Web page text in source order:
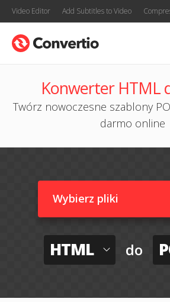
Video Editor Add Subtitles to Video
Konwerter HTML
Twórz nowoczesne szablony
darmo online
Wybierz pliki
HTML do